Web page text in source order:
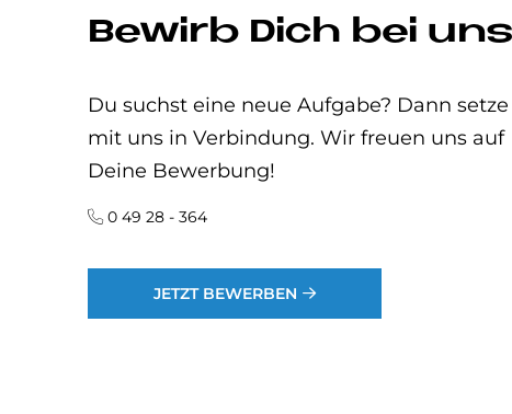
Be­wirb Dich bei
Du suchst eine neue Aufgabe? Dann
mit uns in Verbindung. Wir freuen uns auf
Deine Bewerbung!
0 49 28 - 364
JETZT BEWERBEN